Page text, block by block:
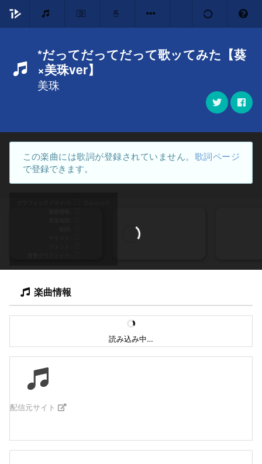
*だってだってだって歌ッてみた【葵
×美珠ver】
美珠
この楽曲には歌詞が登録されていません。 歌詞ページ
で登録できます。
楽曲情報
読み込み中…
配信元サイト